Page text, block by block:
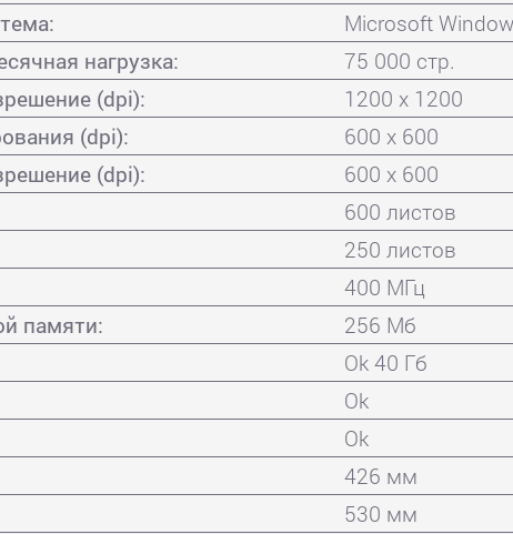
Microsoft
нагрузка:
75 000 стр.
(dpi):
1200 x 1200
(dpi):
600 x 600
(dpi):
600 x 600
600 листов
250 листов
400 МГц
памяти:
256 Мб
Ok 40 Гб
Ok
Ok
426 мм
530 мм